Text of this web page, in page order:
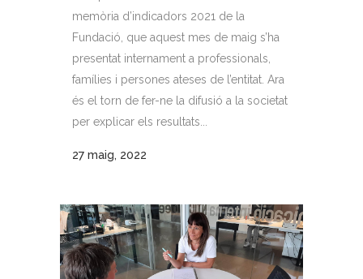
memòria d’indicadors 2021 de la
Fundació, que aquest mes de maig s’ha
presentat internament a professionals,
famílies i persones ateses de l’entitat. Ara
és el torn de fer-ne la difusió a la societat
per explicar els resultats...
27 maig, 2022